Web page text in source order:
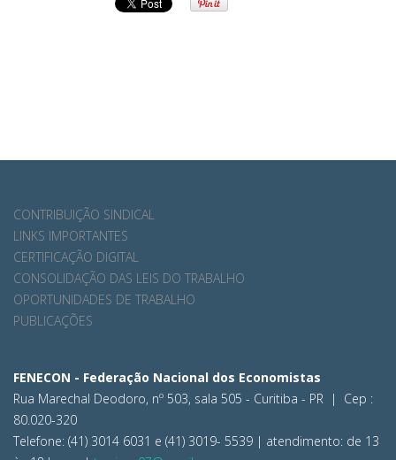
CONTRIBUIÇÃO SINDICAL
LINKS IMPORTANTES
CERTIFICAÇÃO DIGITAL
CONSOLIDAÇÃO DAS LEIS DO TRABALHO
OPORTUNIDADES DE TRABALHO
PUBLICAÇÕES
FENECON - Federação Nacional dos Economistas
Rua Marechal Deodoro, nº 503, sala 505 - Curitiba - PR | Cep :
80.020-320
Telefone: (41) 3014 6031 e (41) 3019- 5539 | atendimento: de 13